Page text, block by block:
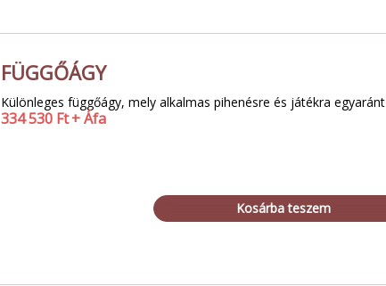
FÜGGŐÁGY
Különleges függőágy, mely alkalmas pihenésre és játékra egyaránt
334 530 Ft+ Áfa
Kosárba teszem